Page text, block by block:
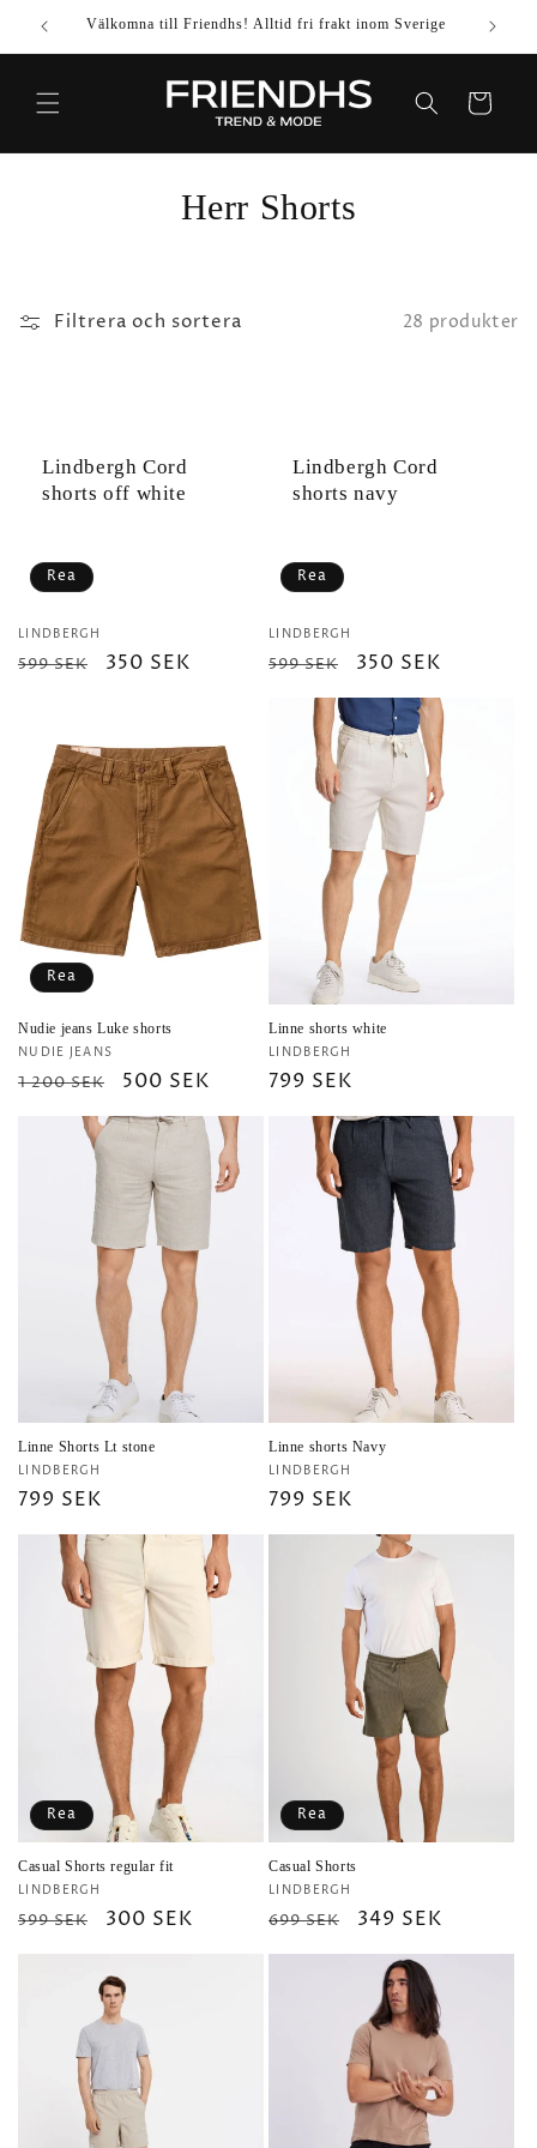
VIDARE
TILL
INNEHÅLL
Välkomna till Friendhs! Alltid fri frakt inom Sverige Använd
Varukorg
P
t
i
:
Herr Shorts
Filtrera och sortera 28 produkter
Lindbergh Cord
shorts off white
Rea
Säljare:
LINDBERGH
Ordinarie
599 SEK Försäljningspris
350 SEK
Lindbergh Cord
shorts navy
Rea
Säljare:
LINDBERGH
Ordinarie
599 SEK Försäljningspris
350 SEK
Rea
Nudie jeans Luke shorts
Säljare:
NUDIE JEANS
Ordinarie
1 200 SEK Försäljningspris
500 SEK
Linne shorts white
Säljare:
LINDBERGH
Ordinarie
799 SEK
Linne Shorts Lt stone
Säljare:
LINDBERGH
Ordinarie
pris
799 SEK
Linne shorts Navy
Säljare:
LINDBERGH
Ordinarie
pris
799 SEK
Rea
Casual Shorts regular fit
Säljare:
LINDBERGH
Ordinarie
599 SEK Försäljningspris
300 SEK
Rea
Casual Shorts
Säljare:
LINDBERGH
Ordinarie
pris
699 SEK Försäljningspris
349 SEK